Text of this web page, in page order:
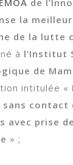
la
de la lutte
à l’Institut
de
intitulée «
contact
avec prise
» ;